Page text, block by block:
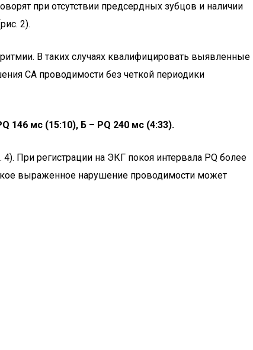
при отсутствии предсердных зубцов и наличии
2).
В таких случаях квалифицировать выявленные
СА проводимости без четкой периодики
146 мс (15:10), Б – PQ 240 мс (4:33).
При регистрации на ЭКГ покоя интервала PQ более
выраженное нарушение проводимости может